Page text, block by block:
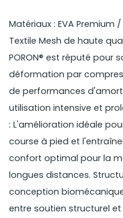
Matériaux : EVA Premium
Textile Mesh de haute
PORON® est réputé pour
déformation par
de performances
utilisation intensive et
: L'amélioration idéale
course à pied et
confort optimal pour la
longues distances.
conception
entre soutien structurel